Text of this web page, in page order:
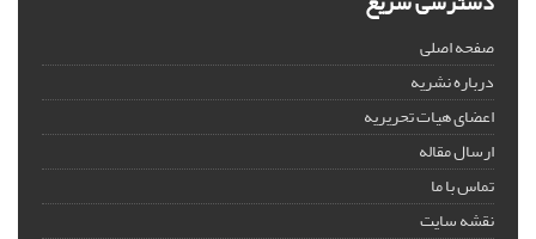
صفحه اصلی
درباره نشریه
اعضای هیات تحریریه
ارسال مقاله
تماس با ما
نقشه سایت